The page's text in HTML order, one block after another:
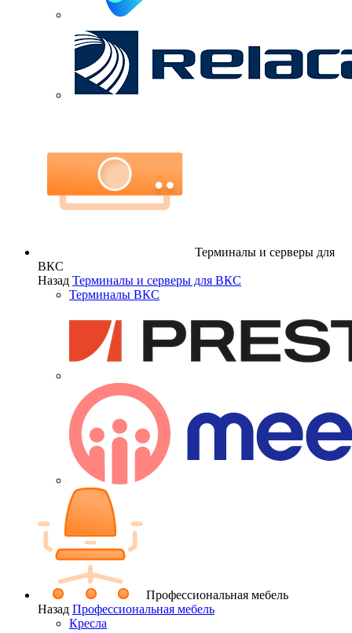
Терминалы и серверы для
ВКС
Назад Терминалы и серверы для ВКС
Терминалы ВКС
Профессиональная мебель
Назад Профессиональная мебель
Кресла